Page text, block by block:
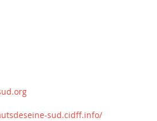
sud.cidff.info/